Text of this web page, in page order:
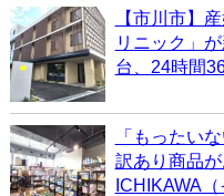
【市川市】
リニック」
台、24時間
「もったい
訳あり商品
ICHIKAWA